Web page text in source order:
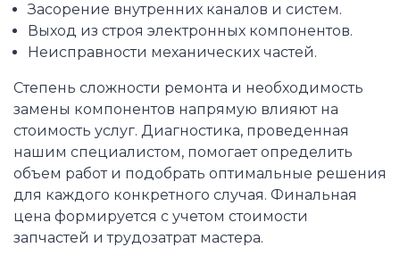
Засорение внутренних каналов и систем.
Выход из строя электронных компонентов.
Неисправности механических частей.
Степень сложности ремонта и необходимость
замены компонентов напрямую влияют на
стоимость услуг. Диагностика, проведенная
нашим специалистом, помогает определить
объем работ и подобрать оптимальные решения
для каждого конкретного случая. Финальная
цена формируется с учетом стоимости
запчастей и трудозатрат мастера.